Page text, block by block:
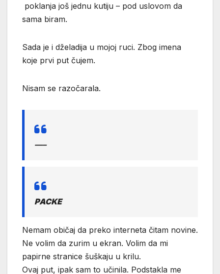
poklanja još jednu kutiju – pod uslovom da
sama biram.
Sada je i dželadija u mojoj ruci. Zbog imena
koje prvi put čujem.
Nisam se razočarala.
—–
PACKE
Nemam običaj da preko interneta čitam novine.
Ne volim da zurim u ekran. Volim da mi
papirne stranice šuškaju u krilu.
Ovaj put, ipak sam to učinila. Podstakla me